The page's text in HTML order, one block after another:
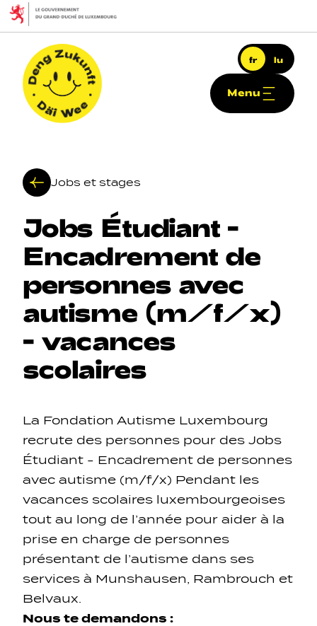
Aller au contenu principal
fr lu
Menu
Navigation principale
Réseaux sociaux
Jobs et stages
Jobs Étudiant -
Encadrement de
personnes avec
autisme (m/f/x)
- vacances
scolaires
La Fondation Autisme Luxembourg
recrute des personnes pour des Jobs
Étudiant - Encadrement de personnes
avec autisme (m/f/x) Pendant les
vacances scolaires luxembourgeoises
tout au long de l’année pour aider à la
prise en charge de personnes
présentant de l’autisme dans ses
services à Munshausen, Rambrouch et
Belvaux.
Nous te demandons :